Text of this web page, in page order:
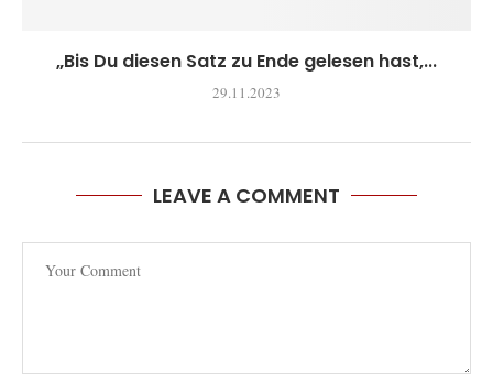
„Bis Du diesen Satz zu Ende gelesen hast,...
29.11.2023
LEAVE A COMMENT